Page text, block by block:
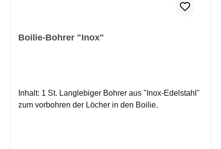
Boilie-Bohrer "Inox"
Inhalt: 1 St. Langlebiger Bohrer aus "Inox-Edelstahl"
zum vorbohren der Löcher in den Boilie.